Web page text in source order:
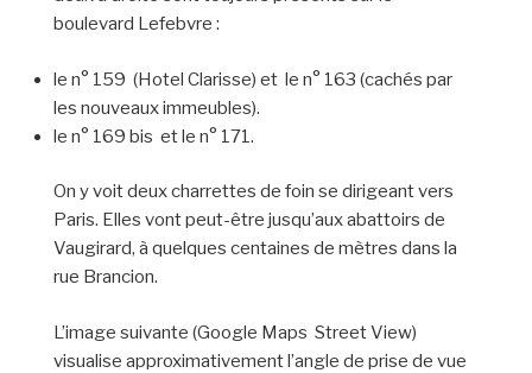
boulevard Lefebvre :
le n° 159 (Hotel Clarisse) et le n° 163 (cachés par
les nouveaux immeubles).
le n° 169 bis et le n° 171.
On y voit deux charrettes de foin se dirigeant vers
Paris. Elles vont peut-être jusqu’aux abattoirs de
Vaugirard, à quelques centaines de mètres dans la
rue Brancion.
L’image suivante (Google Maps Street View)
visualise approximativement l’angle de prise de vue